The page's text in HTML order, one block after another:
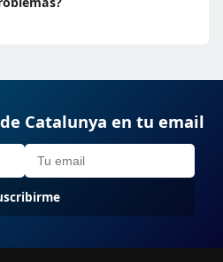
Catalunya en tu email